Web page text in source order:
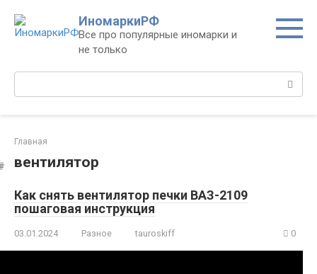
контенту
ИномаркиРФ
Все про популярные иномарки и
не только
Поиск:
Главная
вентилятор
Как снять вентилятор печки ВАЗ-2109
пошаговая инструкция
03.01.2024 Разное tauroskiff 0